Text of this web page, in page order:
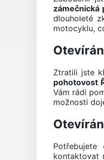
zámečnická
dlouholeté
motocyklu,
Ztratili jste
pohotovost
Vám rádi
možnosti
kontaktovat